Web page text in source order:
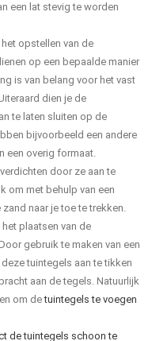
een lat stevig te worden
opstellen van de
op een bepaalde manier
is van belang voor het vast
dien je de
te laten sluiten op de
bijvoorbeeld een andere
een overig formaat.
door ze aan te
om met behulp van een
naar je toe te trekken.
plaatsen van de
gebruik te maken van een
tuintegels aan te tikken
aan de tegels. Natuurlijk
om detuintegels te voegen
de tuintegels schoon te